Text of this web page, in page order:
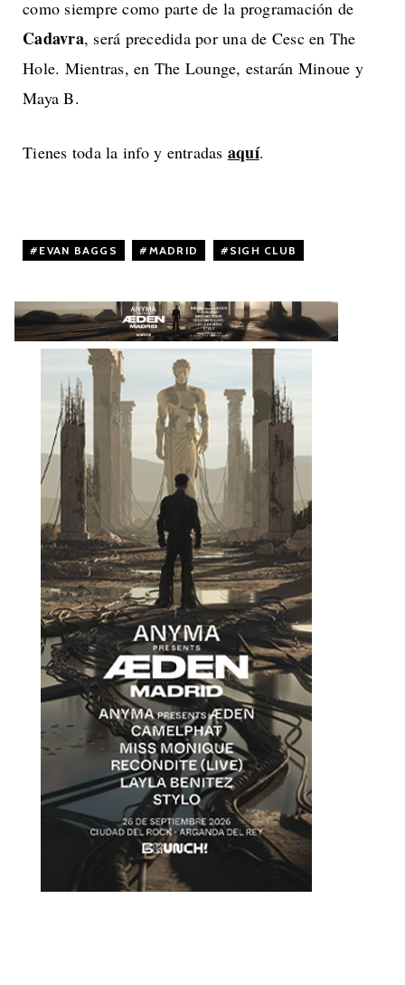
como siempre como parte de la programación de
Cadavra, será precedida por una de Cesc en The
Hole. Mientras, en The Lounge, estarán Minoue y
Maya B.
Tienes toda la info y entradas aquí.
EVAN BAGGS MADRID SIGH CLUB